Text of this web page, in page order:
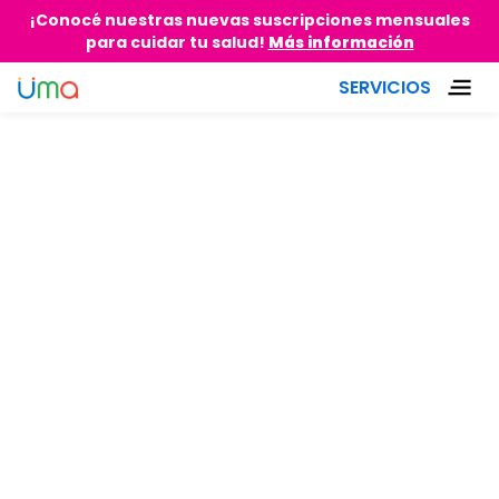
¡Conocé nuestras nuevas suscripciones mensuales
para cuidar tu salud! Más información
SERVICIOS